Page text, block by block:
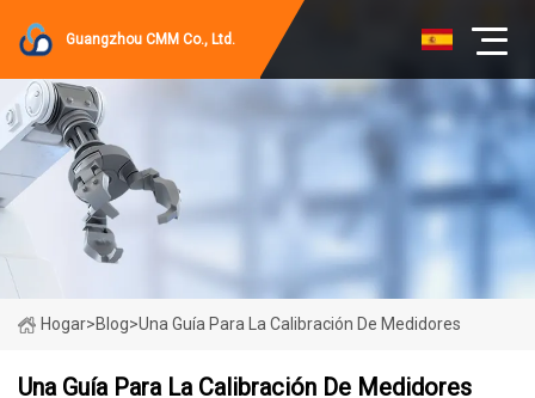
Guangzhou CMM Co., Ltd.
Hogar>Blog>Una Guía Para La Calibración De Medidores
Una Guía Para La Calibración De Medidores